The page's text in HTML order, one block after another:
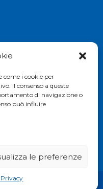
come i cookie per
Il consenso a queste
di navigazione o
può influire
le preferenze